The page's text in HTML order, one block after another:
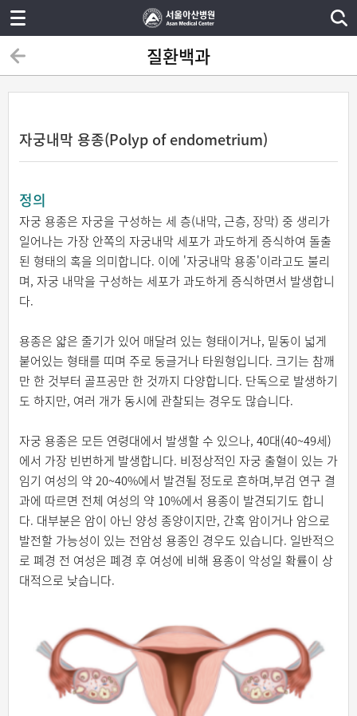
질환백과
자궁내막 용종(Polyp of endometrium)
정의
자궁 용종은 자궁을 구성하는 세 층(내막, 근층, 장막) 중 생리가
일어나는 가장 안쪽의 자궁내막 세포가 과도하게 증식하여 돌출
된 형태의 혹을 의미합니다. 이에 '자궁내막 용종'이라고도 불리
며, 자궁 내막을 구성하는 세포가 과도하게 증식하면서 발생합니
다.
용종은 얇은 줄기가 있어 매달려 있는 형태이거나, 밑동이 넓게
붙어있는 형태를 띠며 주로 둥글거나 타원형입니다. 크기는 참깨
만 한 것부터 골프공만 한 것까지 다양합니다. 단독으로 발생하기
도 하지만, 여러 개가 동시에 관찰되는 경우도 많습니다.
자궁 용종은 모든 연령대에서 발생할 수 있으나, 40대(40~49세)
에서 가장 빈번하게 발생합니다. 비정상적인 자궁 출혈이 있는 가
임기 여성의 약 20~40%에서 발견될 정도로 흔하며,부검 연구 결
과에 따르면 전체 여성의 약 10%에서 용종이 발견되기도 합니
다. 대부분은 암이 아닌 양성 종양이지만, 간혹 암이거나 암으로
발전할 가능성이 있는 전암성 용종인 경우도 있습니다. 일반적으
로 폐경 전 여성은 폐경 후 여성에 비해 용종이 악성일 확률이 상
대적으로 낮습니다.